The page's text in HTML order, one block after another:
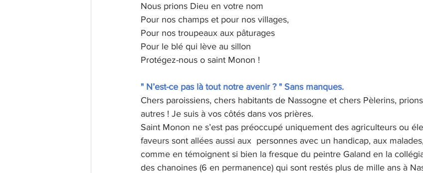
Nous prions Dieu en votre nom
Pour nos champs et pour nos villages,
Pour nos troupeaux aux pâturages
Pour le blé qui lève au sillon
Protégez-nous o saint Monon !
" N’est-ce pas là tout notre avenir ? " Sans manques.
Chers paroissiens, chers habitants de Nassogne et chers Pèlerins,
autres ! Je suis à vos côtés dans vos prières.
Saint Monon ne s’est pas préoccupé uniquement des agriculteurs ou
faveurs sont allées aussi aux  personnes avec un handicap, aux
comme en témoignent si bien la fresque du peintre Galand en la
des chanoines (6 en permanence) qui sont restés plus de mille ans à